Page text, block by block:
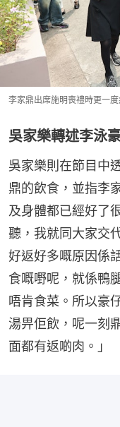
李家鼎出席施明喪禮時更一
吳家樂轉述李泳
吳家樂則在節目中
鼎的飲食，並指李
及身體都已經好了
聽，我就同大家交
好返好多嘅原因係
食嘅嘢呢，就係鴨
唔肯食菜。所以豪
湯畀佢飲，呢一刻
面都有返啲肉。」